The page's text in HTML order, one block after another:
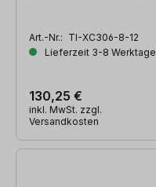
Art.-Nr.: TI-XC306-8-12
Lieferzeit 3-8 Werktage
130,25 €
inkl. MwSt. zzgl.
Versandkosten